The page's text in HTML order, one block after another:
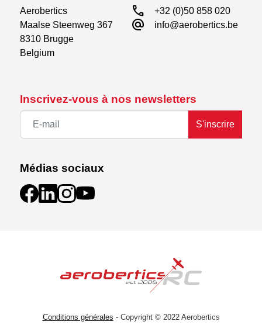
Inscrivez-vous à nos newsletters
S'inscrire
Médias sociaux
Aerobertics
Maalse Steenweg 367
8310 Brugge
Belgium
call +32 (0)50 858 020
alternate_email info@aerobertics.be
Conditions générales - Copyright © 2022 Aerobertics